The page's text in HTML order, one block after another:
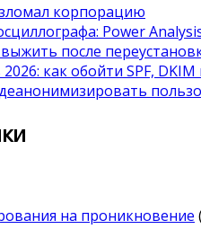
корпорацию
Power
после
как обойти SPF, DKIM
на проникновение